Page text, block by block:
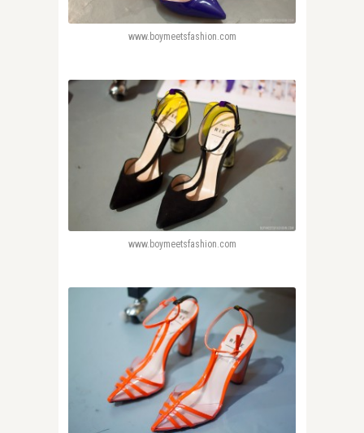
www.boymeetsfashion.com
www.boymeetsfashion.com